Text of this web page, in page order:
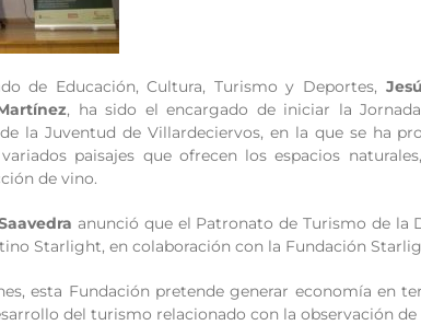
de Educación, Cultura, Turismo y Deportes,
, ha sido el encargado de iniciar la
la Juventud de Villardeciervos, en la que se ha
paisajes que ofrecen los espacios
de vino.
anunció que el Patronato de Turismo de
Starlight, en colaboración con la Fundación
esta Fundación pretende generar economía en
del turismo relacionado con la observación